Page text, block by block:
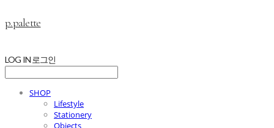
p.palette
LOG IN 로그인
SHOP
Lifestyle
Stationery
Objects